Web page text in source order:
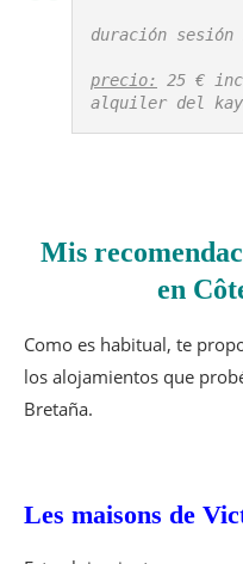
duración
precio:
25 €
alquiler del
Mis
en
Como es habitual, te
los alojamientos que
Bretaña.
Les maisons de